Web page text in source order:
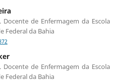
de Enfermagem da Escola
Federal da Bahia
de Enfermagem da Escola
Federal da Bahia